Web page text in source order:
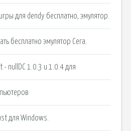
для dendy бесплатно, эмулятор.
бесплатно эмулятор Сега.
- nullDC 1.0.3 и 1.0.4 для
для Windows.